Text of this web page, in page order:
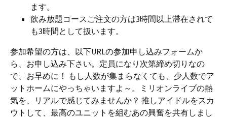
ます。
飲み放題コースご注文の方は3時間以上滞在されて
も3時間として扱います。
参加希望の方は、以下URLの参加申し込みフォームか
ら、お申し込み下さい。定員になり次第締め切りなの
で、お早めに！ もし人数が集まらなくても、少人数でア
ットホームにやっちゃいますよ～。ミリオンライブの熱
気を、リアルで感じてみませんか？ 推しアイドルをスカ
ウトして、最高のユニットを組むあの興奮を共有しまし